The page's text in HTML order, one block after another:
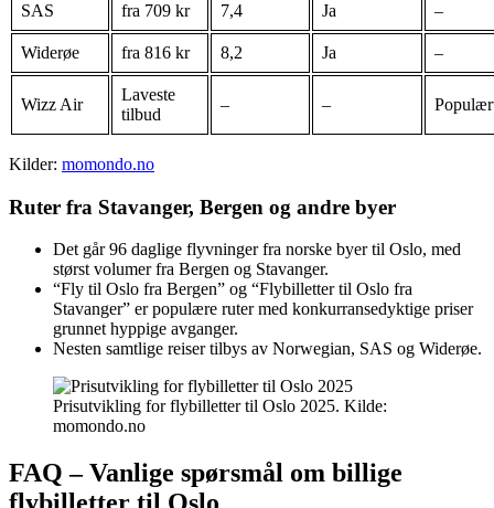
SAS fra 709 kr 7,4 Ja –
Widerøe fra 816 kr 8,2 Ja –
Wizz Air
Laveste
tilbud
– –
Kilder: momondo.no
Ruter fra Stavanger, Bergen og andre byer
Det går 96 daglige flyvninger fra norske byer til Oslo, med
størst volumer fra Bergen og Stavanger.
“Fly til Oslo fra Bergen” og “Flybilletter til Oslo fra
Stavanger” er populære ruter med konkurransedyktige priser
grunnet hyppige avganger.
Nesten samtlige reiser tilbys av Norwegian, SAS og Widerøe.
Prisutvikling for flybilletter til Oslo 2025. Kilde:
momondo.no
FAQ – Vanlige spørsmål om billige